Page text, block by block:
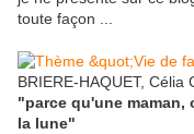
toute façon ...
BRIERE-HAQUET, Célia
"parce qu'une
la lune"